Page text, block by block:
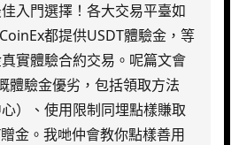
入門選擇！各大交易平臺如
都提供USDT體驗金，等
實體驗合約交易。呢篇文會
體驗金優劣，包括領取方法
心）、使用限制同埋點樣賺取
金。我哋仲會教你點樣善用